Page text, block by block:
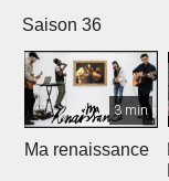
Saison 36
3 min
Ma renaissance